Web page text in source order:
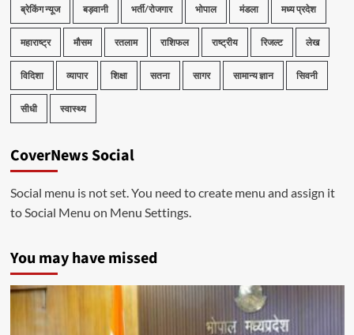
ब्रेकिंग न्यूज बड़वानी भर्ती/रोजगार भोपाल मंडला मध्य प्रदेश
महाराष्ट्र मौसम रतलाम राशिफल राष्ट्रीय रिजल्ट लेख
विदिशा व्यापार शिक्षा सतना सागर सामान्य ज्ञान सिवनी
सीधी स्वास्थ्य
CoverNews Social
Social menu is not set. You need to create menu and assign it
to Social Menu on Menu Settings.
You may have missed